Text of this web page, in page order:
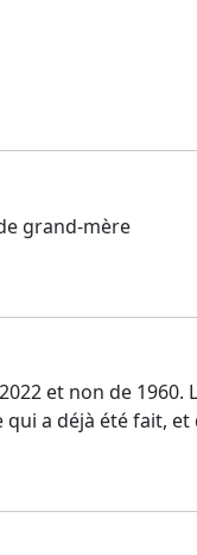
grand-mère
et non de
a déjà été fait, et